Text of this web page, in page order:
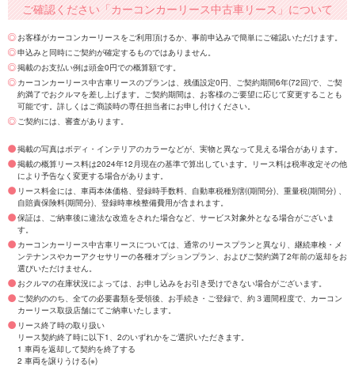
ご確認ください「カーコンカーリース中古車リース」について
お客様がカーコンカーリースをご利用頂けるか、事前申込みで簡単にご確認いただけます。
申込みと同時にご契約が確定するものではありません。
掲載のお支払い例は頭金0円での概算額です。
カーコンカーリース中古車リースのプランは、残価設定0円、ご契約期間6年(72回)で、ご契
約満了でおクルマを差し上げます。ご契約期間は、お客様のご要望に応じて変更することも
可能です。詳しくはご商談時の専任担当者にお申し付けください。
ご契約には、審査があります。
掲載の写真はボディ・インテリアのカラーなどが、実物と異なって見える場合があります。
掲載の概算リース料は2024年12月現在の基準で算出しています。リース料は税率改定その他
により予告なく変更する場合があります。
リース料金には、車両本体価格、登録時手数料、自動車税種別割(期間分)、重量税(期間分) 、
自賠責保険料(期間分)、登録時車検整備費用が含まれます。
保証は、ご納車後に違法な改造をされた場合など、サービス対象外となる場合がございま
す。
カーコンカーリース中古車リースについては、通常のリースプランと異なり、継続車検・メ
ンテナンスやカーアクセサリーの各種オプションプラン、およびご契約満了2年前の返却をお
選びいただけません。
おクルマの在庫状況によっては、お申し込みをお引き受けできない場合がございます。
ご契約ののち、全ての必要書類を受領後、お手続き・ご登録で、約３週間程度で、カーコン
カーリース取扱店舗にてご納車いたします。
リース終了時の取り扱い
リース契約終了時に以下1、2のいずれかをご選択いただきます。
1 車両を返却して契約を終了する
2 車両を譲りうける(※)